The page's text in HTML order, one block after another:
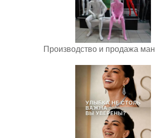
Производство и продажа